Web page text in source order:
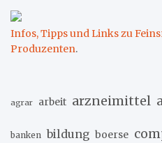
Infos, Tipps und Links zu
Produzenten.
agrar arbeit arzneimittel
banken bildung boerse